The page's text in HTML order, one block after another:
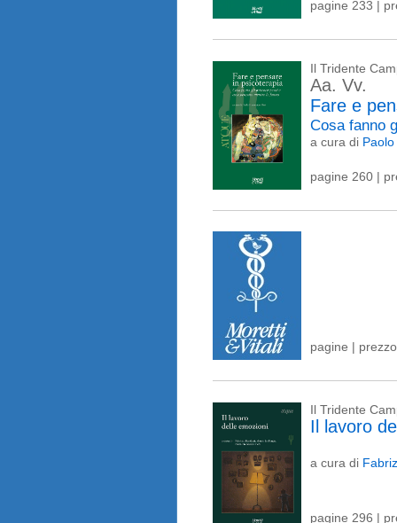
pagine 233 |
Il Tridente
Aa. Vv.
Fare e
Cosa fanno
a cura di
pagine 260 |
pagine |
Il Tridente
Il lavoro
a cura di
pagine 296 |